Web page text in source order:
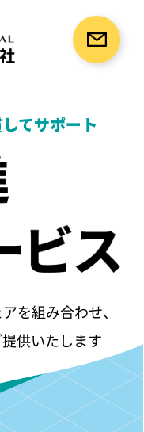
てサポート
を組み合わせ、
供いたします